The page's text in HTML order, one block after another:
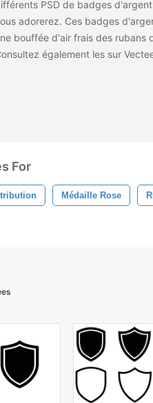
PSD de badges
adorerez. Ces badges
bouffée d'air frais des rubans
également les sur
For
Médaille Rose